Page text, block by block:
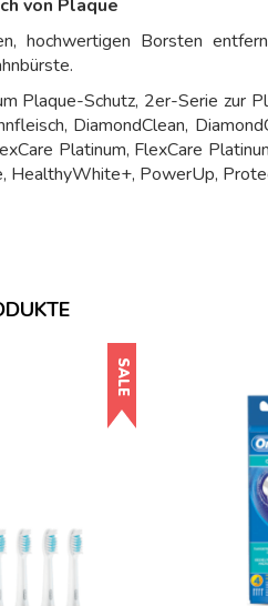
von Plaque
hochwertigen Borsten
Plaque-Schutz, 2er-Serie zur
DiamondClean,
Platinum, FlexCare
HealthyWhite+, PowerUp,
SALE